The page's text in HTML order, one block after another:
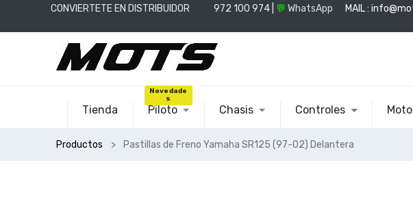
CONVIERTETE EN DISTRIBUIDOR 972 100 974 | 💬 WhatsApp MAIL :
Tienda Piloto
Novedade
s
Chasis Controles
Productos Pastillas de Freno Yamaha SR125 (97-02) Delantera